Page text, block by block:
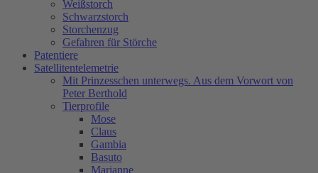
Weißstorch
Schwarzstorch
Storchenzug
Gefahren für Störche
Patentiere
Satellitentelemetrie
Mit Prinzesschen unterwegs. Aus dem Vorwort von
Peter Berthold
Tierprofile
Mose
Claus
Gambia
Basuto
Marianne